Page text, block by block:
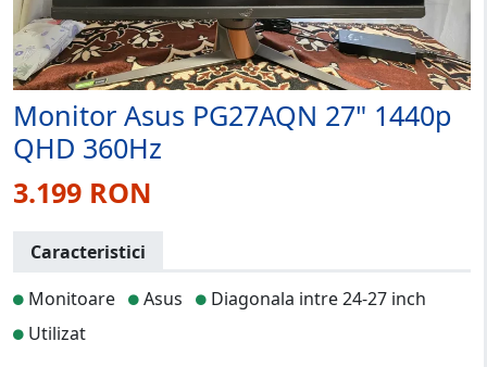
Monitor Asus PG27AQN 27" 1440p
QHD 360Hz
3.199 RON
Caracteristici
Monitoare
Asus
Diagonala intre 24-27 inch
Utilizat